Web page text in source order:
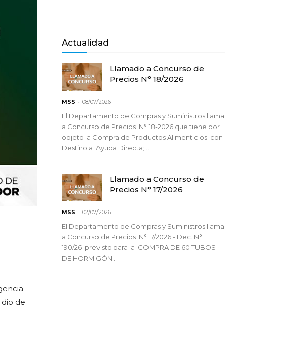
de
Actualidad
Llamado a Concurso de
Precios N° 18/2026
MSS - 08/07/2026
El Departamento de Compras y Suministros llama
a Concurso de Precios N° 18-2026 que tiene por
objeto la Compra de Productos Alimenticios con
Destino a Ayuda Directa;...
Llamado a Concurso de
Precios N° 17/2026
MSS - 02/07/2026
El Departamento de Compras y Suministros llama
a Concurso de Precios N° 17/2026 - Dec. N°
190/26 previsto para la COMPRA DE 60 TUBOS
DE HORMIGÓN...